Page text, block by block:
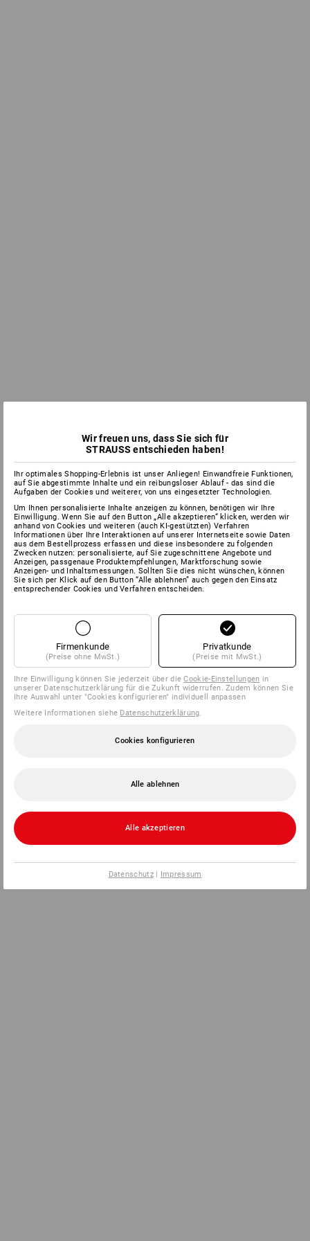
Wir freuen uns, dass Sie sich für
STRAUSS entschieden haben!
Ihr optimales Shopping-Erlebnis ist unser Anliegen! Einwandfreie Funktionen,
auf Sie abgestimmte Inhalte und ein reibungsloser Ablauf - das sind die
Aufgaben der Cookies und weiterer, von uns eingesetzter Technologien.
Um Ihnen personalisierte Inhalte anzeigen zu können, benötigen wir Ihre
Einwilligung. Wenn Sie auf den Button „Alle akzeptieren“ klicken, werden wir
anhand von Cookies und weiteren (auch KI-gestützten) Verfahren
Informationen über Ihre Interaktionen auf unserer Internetseite sowie Daten
aus dem Bestellprozess erfassen und diese insbesondere zu folgenden
Zwecken nutzen: personalisierte, auf Sie zugeschnittene Angebote und
Anzeigen, passgenaue Produktempfehlungen, Marktforschung sowie
Anzeigen- und Inhaltsmessungen. Sollten Sie dies nicht wünschen, können
Sie sich per Klick auf den Button “Alle ablehnen” auch gegen den Einsatz
entsprechender Cookies und Verfahren entscheiden.
Firmenkunde
(Preise ohne MwSt.)
Privatkunde
(Preise mit MwSt.)
Ihre Einwilligung können Sie jederzeit über dieCookie-Einstellungen in
unserer Datenschutzerklärung für die Zukunft widerrufen. Zudem können Sie
Ihre Auswahl unter "Cookies konfigurieren" individuell anpassen
Weitere Informationen siehe Datenschutzerklärung
Cookies konfigurieren
Alle ablehnen
Alle akzeptieren
Datenschutz| Impressum